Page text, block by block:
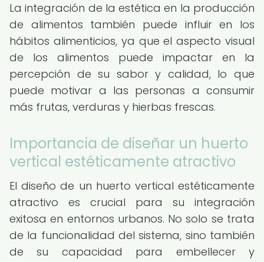
La integración de la estética en la producción
de alimentos también puede influir en los
hábitos alimenticios, ya que el aspecto visual
de los alimentos puede impactar en la
percepción de su sabor y calidad, lo que
puede motivar a las personas a consumir
más frutas, verduras y hierbas frescas.
Importancia de diseñar un huerto
vertical estéticamente atractivo
El diseño de un huerto vertical estéticamente
atractivo es crucial para su integración
exitosa en entornos urbanos. No solo se trata
de la funcionalidad del sistema, sino también
de su capacidad para embellecer y